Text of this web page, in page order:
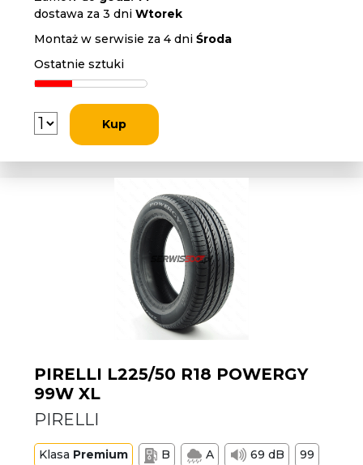
dostawa za 3 dniWtorek
Montaż w serwisie za 4 dniŚroda
Ostatnie sztuki
Kup
PIRELLI L225/50 R18 POWERGY
99W XL
PIRELLI
Klasa Premium B A 69 dB
99